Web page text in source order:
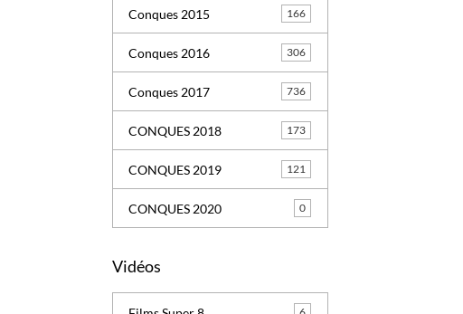
Conques 2015 166
Conques 2016 306
Conques 2017 736
CONQUES 2018 173
CONQUES 2019 121
CONQUES 2020 0
Vidéos